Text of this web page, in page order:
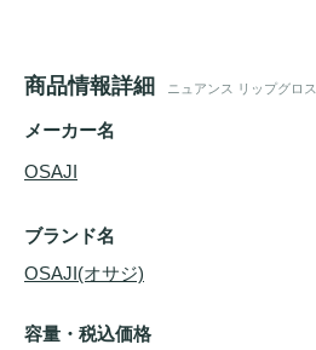
商品情報詳細 ニュアンス リップグロス
メーカー名
OSAJI
ブランド名
OSAJI(オサジ)
容量・税込価格